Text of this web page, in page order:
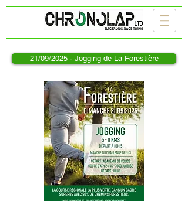
21/09/2025 - Jogging de La Forestière